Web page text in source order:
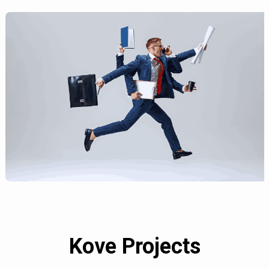
Kove Projects